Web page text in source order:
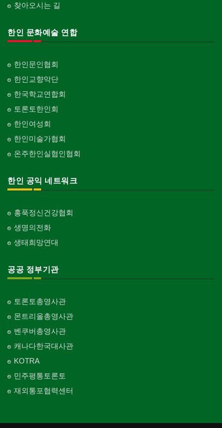
찾아오시는 길
한인 문화예술 연합
한인문인협회
한인교향악단
한국학교연합회
토론토한인회
한인여성회
한인미술가협회
온주한인실협인협회
한인 공익 네트워크
홍푹정신건강협회
생명의전화
생태희망연대
공공 정부기관
토론토총영사관
몬트리올총영사관
벤쿠버총영사관
캐나다한국대사관
KOTRA
민주평통토론토
재외통포협력센터